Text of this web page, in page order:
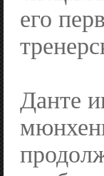
его
Данте